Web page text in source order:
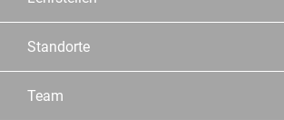
Standorte
Team